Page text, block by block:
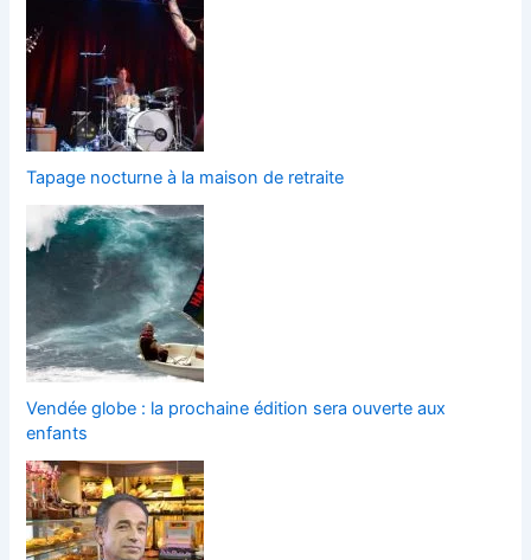
Tapage nocturne à la maison de retraite
Vendée globe : la prochaine édition sera ouverte aux
enfants